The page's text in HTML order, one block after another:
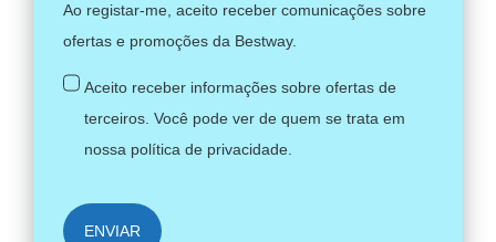
Ao registar-me, aceito receber comunicações sobre
ofertas e promoções da Bestway.
Aceito receber informações sobre ofertas de
terceiros. Você pode ver de quem se trata em
nossa política de privacidade.
ENVIAR